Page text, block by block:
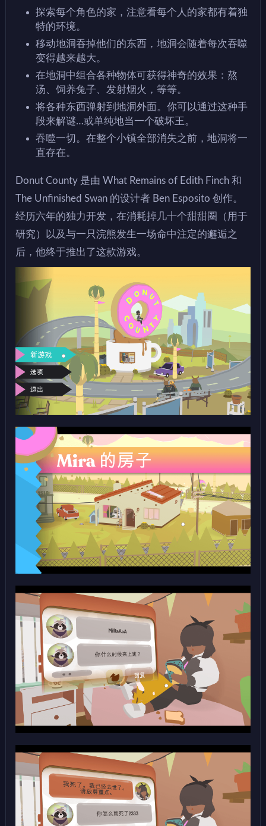
探索每个角色的家，注意看每个人的家都有着独
特的环境。
移动地洞吞掉他们的东西，地洞会随着每次吞噬
变得越来越大。
在地洞中组合各种物体可获得神奇的效果：熬
汤、饲养兔子、发射烟火，等等。
将各种东西弹射到地洞外面。你可以通过这种手
段来解谜…或单纯地当一个破坏王。
吞噬一切。在整个小镇全部消失之前，地洞将一
直存在。
Donut County 是由 What Remains of Edith Finch 和
The Unfinished Swan 的设计者 Ben Esposito 创作。
经历六年的独力开发，在消耗掉几十个甜甜圈（用于
研究）以及与一只浣熊发生一场命中注定的邂逅之
后，他终于推出了这款游戏。